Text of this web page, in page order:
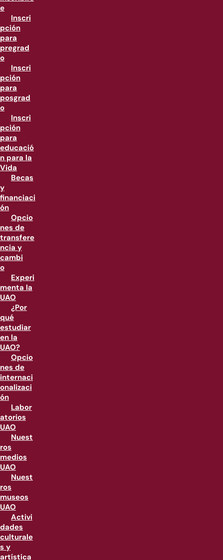
e
Inscri
pción
para
pregrad
o
Inscri
pción
para
posgrad
o
Inscri
pción
para
educació
n para la
Vida
Becas
y
financiaci
ón
Opcio
nes de
transfere
ncia y
cambi
o
Experi
menta la
UAO
¿Por
qué
estudiar
en la
UAO?
Opcio
nes de
internaci
onalizaci
ón
Labor
atorios
UAO
Nuest
ros
medios
UAO
Nuest
ros
museos
UAO
Activi
dades
culturale
s y
artística